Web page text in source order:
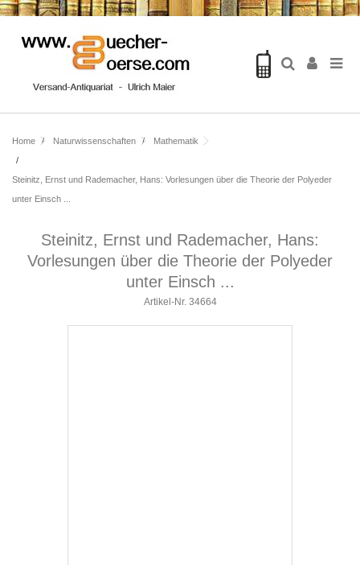
Home Naturwissenschaften Mathematik
Steinitz, Ernst und Rademacher, Hans: Vorlesungen über die Theorie der Polyeder
unter Einsch ...
Steinitz, Ernst und Rademacher, Hans:
Vorlesungen über die Theorie der Polyeder
unter Einsch ...
Artikel-Nr. 34664